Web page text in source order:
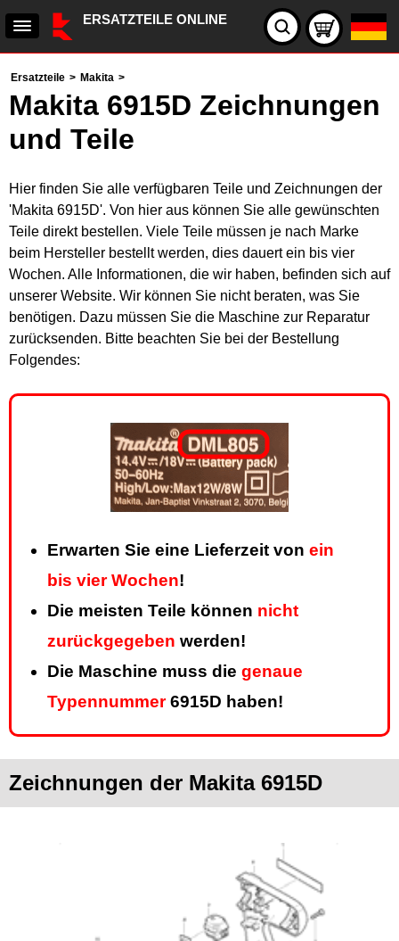
ERSATZTEILE ONLINE
Ersatzteile > Makita >
Makita 6915D Zeichnungen
und Teile
Hier finden Sie alle verfügbaren Teile und Zeichnungen der
'Makita 6915D'. Von hier aus können Sie alle gewünschten
Teile direkt bestellen. Viele Teile müssen je nach Marke
beim Hersteller bestellt werden, dies dauert ein bis vier
Wochen. Alle Informationen, die wir haben, befinden sich auf
unserer Website. Wir können Sie nicht beraten, was Sie
benötigen. Dazu müssen Sie die Maschine zur Reparatur
zurücksenden. Bitte beachten Sie bei der Bestellung
Folgendes:
Erwarten Sie eine Lieferzeit von ein
bis vier Wochen!
Die meisten Teile können nicht
zurückgegeben werden!
Die Maschine muss die genaue
Typennummer6915D haben!
Zeichnungen der Makita 6915D